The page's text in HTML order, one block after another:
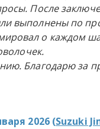
После
выполнены по
о каждом
Благодарю за
2026 (Suzuki